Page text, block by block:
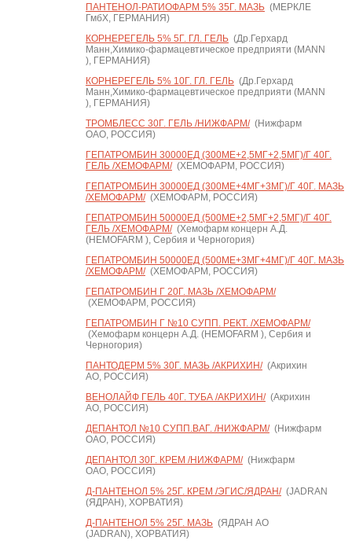
ПАНТЕНОЛ-РАТИОФАРМ 5% 35Г. МАЗЬ(МЕРКЛЕ
ГмбХ, ГЕРМАНИЯ)
КОРНЕРЕГЕЛЬ 5% 5Г. ГЛ. ГЕЛЬ(Др.Герхард
Манн,Химико-фармацевтическое предприяти (MANN
), ГЕРМАНИЯ)
КОРНЕРЕГЕЛЬ 5% 10Г. ГЛ. ГЕЛЬ(Др.Герхард
Манн,Химико-фармацевтическое предприяти (MANN
), ГЕРМАНИЯ)
ТРОМБЛЕСС 30Г. ГЕЛЬ /НИЖФАРМ/(Нижфарм
ОАО, РОССИЯ)
ГЕПАТРОМБИН 30000ЕД (300МЕ+2,5МГ+2,5МГ)/Г 40Г.
ГЕЛЬ /ХЕМОФАРМ/(ХЕМОФАРМ, РОССИЯ)
ГЕПАТРОМБИН 30000ЕД (300МЕ+4МГ+3МГ)/Г 40Г. МАЗЬ
/ХЕМОФАРМ/(ХЕМОФАРМ, РОССИЯ)
ГЕПАТРОМБИН 50000ЕД (500МЕ+2,5МГ+2,5МГ)/Г 40Г.
ГЕЛЬ /ХЕМОФАРМ/(Хемофарм концерн А.Д.
(HEMOFARM ), Сербия и Черногория)
ГЕПАТРОМБИН 50000ЕД (500МЕ+3МГ+4МГ)/Г 40Г. МАЗЬ
/ХЕМОФАРМ/(ХЕМОФАРМ, РОССИЯ)
ГЕПАТРОМБИН Г 20Г. МАЗЬ /ХЕМОФАРМ/
(ХЕМОФАРМ, РОССИЯ)
ГЕПАТРОМБИН Г №10 СУПП. РЕКТ. /ХЕМОФАРМ/
(Хемофарм концерн А.Д. (HEMOFARM ), Сербия и
Черногория)
ПАНТОДЕРМ 5% 30Г. МАЗЬ /АКРИХИН/(Акрихин
АО, РОССИЯ)
ВЕНОЛАЙФ ГЕЛЬ 40Г. ТУБА /АКРИХИН/(Акрихин
АО, РОССИЯ)
ДЕПАНТОЛ №10 СУПП.ВАГ. /НИЖФАРМ/(Нижфарм
ОАО, РОССИЯ)
ДЕПАНТОЛ 30Г. КРЕМ /НИЖФАРМ/(Нижфарм
ОАО, РОССИЯ)
Д-ПАНТЕНОЛ 5% 25Г. КРЕМ /ЭГИС/ЯДРАН/(JADRAN
(ЯДРАН), ХОРВАТИЯ)
Д-ПАНТЕНОЛ 5% 25Г. МАЗЬ(ЯДРАН АО
(JADRAN), ХОРВАТИЯ)